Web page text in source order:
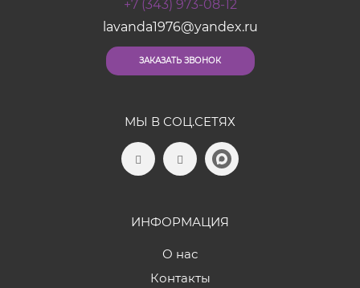
+7 (343) 973-08-12
lavanda1976@yandex.ru
ЗАКАЗАТЬ ЗВОНОК
МЫ В СОЦ.СЕТЯХ
ИНФОРМАЦИЯ
О нас
Контакты